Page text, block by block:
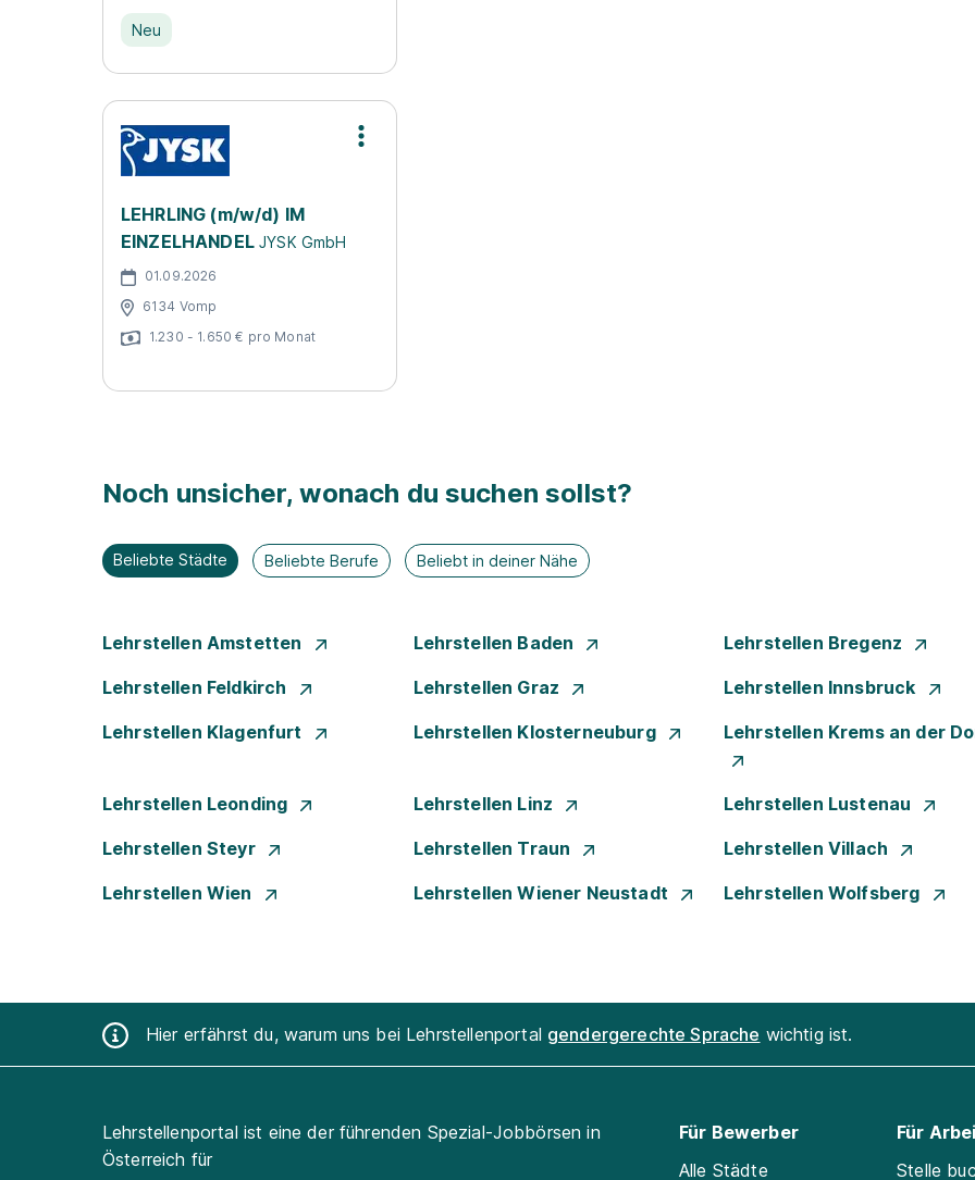
Neu
LEHRLING (m/w/d) IM
EINZELHANDELJYSK GmbH
01.09.2026
6134 Vomp
1.230 - 1.650 € pro Monat
Noch unsicher, wonach du suchen sollst?
Beliebte Städte Beliebte Berufe Beliebt in deiner Nähe
Lehrstellen Amstetten Lehrstellen Baden Lehrstellen Bregenz
Lehrstellen Feldkirch Lehrstellen Graz Lehrstellen Innsbruck
Lehrstellen Klagenfurt Lehrstellen Klosterneuburg Lehrstellen Krems an der
Lehrstellen Leonding Lehrstellen Linz Lehrstellen Lustenau
Lehrstellen Steyr Lehrstellen Traun Lehrstellen Villach
Lehrstellen Wien Lehrstellen Wiener Neustadt Lehrstellen Wolfsberg
Hier erfährst du, warum uns bei Lehrstellenportal gendergerechte Sprache wichtig ist.
Lehrstellenportal ist eine der führenden Spezial-Jobbörsen in
Österreich für
Für Bewerber
Alle Städte
Für
Stelle